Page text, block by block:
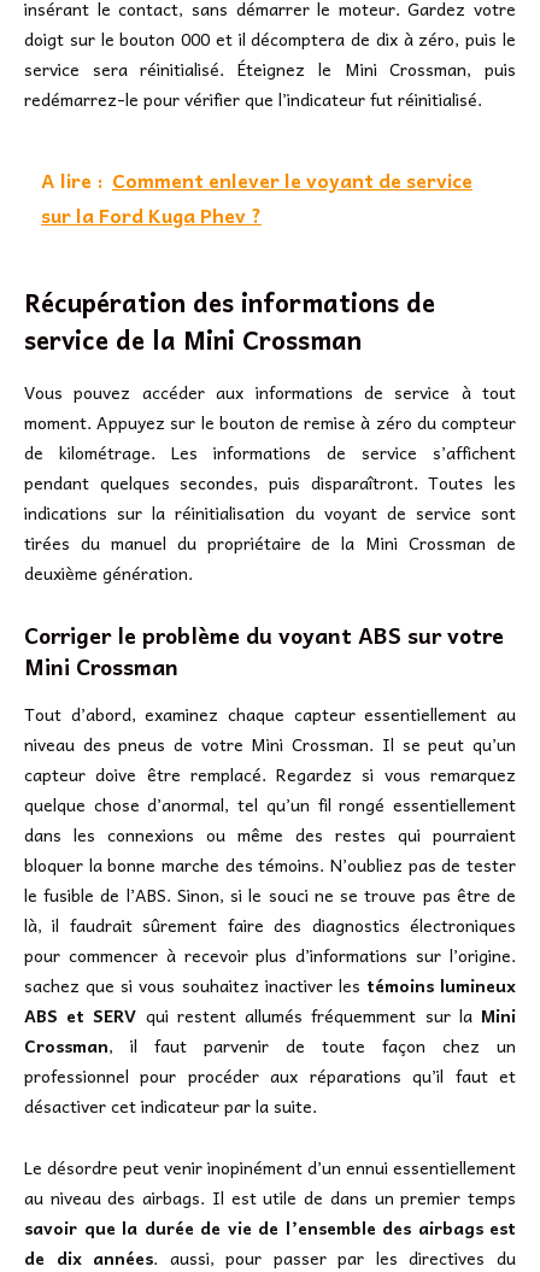
insérant le contact, sans démarrer le moteur. Gardez votre
doigt sur le bouton 000 et il décomptera de dix à zéro, puis le
service sera réinitialisé. Éteignez le Mini Crossman, puis
redémarrez-le pour vérifier que l’indicateur fut réinitialisé.
A lire : Comment enlever le voyant de service
sur la Ford Kuga Phev ?
Récupération des informations de
service de la Mini Crossman
Vous pouvez accéder aux informations de service à tout
moment. Appuyez sur le bouton de remise à zéro du compteur
de kilométrage. Les informations de service s’affichent
pendant quelques secondes, puis disparaîtront. Toutes les
indications sur la réinitialisation du voyant de service sont
tirées du manuel du propriétaire de la Mini Crossman de
deuxième génération.
Corriger le problème du voyant ABS sur votre
Mini Crossman
Tout d’abord, examinez chaque capteur essentiellement au
niveau des pneus de votre Mini Crossman. Il se peut qu’un
capteur doive être remplacé. Regardez si vous remarquez
quelque chose d’anormal, tel qu’un fil rongé essentiellement
dans les connexions ou même des restes qui pourraient
bloquer la bonne marche des témoins. N’oubliez pas de tester
le fusible de l’ABS. Sinon, si le souci ne se trouve pas être de
là, il faudrait sûrement faire des diagnostics électroniques
pour commencer à recevoir plus d’informations sur l’origine.
sachez que si vous souhaitez inactiver les témoins lumineux
ABS et SERV qui restent allumés fréquemment sur laMini
Crossman, il faut parvenir de toute façon chez un
professionnel pour procéder aux réparations qu’il faut et
désactiver cet indicateur par la suite.
Le désordre peut venir inopinément d’un ennui essentiellement
au niveau des airbags. Il est utile de dans un premier temps
savoir que la durée de vie de l’ensemble des airbags est
de dix années. aussi, pour passer par les directives du